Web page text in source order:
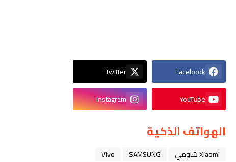
Facebook
Twitter
YouTube
Instagram
الهواتف الذكية
Xiaomi شاومي SAMSUNG
Vivo